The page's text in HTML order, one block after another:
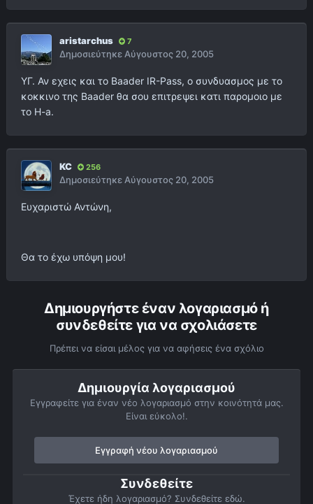
aristarchus 7
ΔημοσιεύτηκεΑύγουστος 20, 2005
ΥΓ. Αν εχεις και το Baader IR-Pass, ο συνδυασμος με το
κοκκινο της Baader θα σου επιτρεψει κατι παρομοιο με
το H-a.
KC 256
ΔημοσιεύτηκεΑύγουστος 20, 2005
Ευχαριστώ Αντώνη,
Θα το έχω υπόψη μου!
Δημιουργήστε έναν λογαριασμό ή
συνδεθείτε για να σχολιάσετε
Πρέπει να είσαι μέλος για να αφήσεις ένα σχόλιο
Δημιουργία λογαριασμού
Εγγραφείτε για έναν νέο λογαριασμό στην κοινότητά μας.
Είναι εύκολο!.
Εγγραφή νέου λογαριασμού
Συνδεθείτε
Έχετε ήδη λογαριασμό? Συνδεθείτε εδώ.